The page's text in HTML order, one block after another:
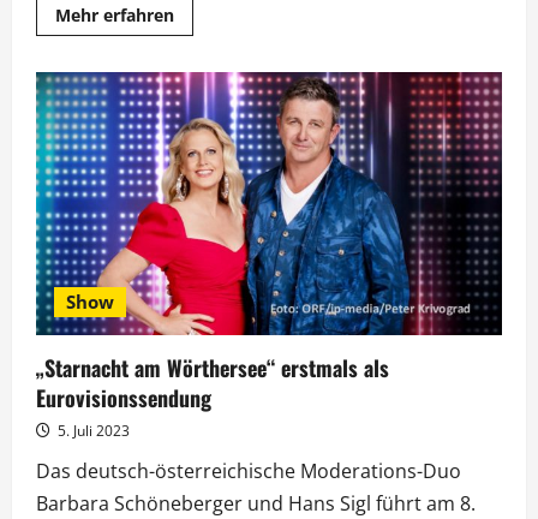
Mehr erfahrenMehr
Informationen
Mai:
Debüt
auf
Englisch
in
der
„Starnacht
am
Wörthersee“
Show
„Starnacht am Wörthersee“ erstmals als
Eurovisionssendung
5. Juli 2023
Das deutsch-österreichische Moderations-Duo
Barbara Schöneberger und Hans Sigl führt am 8.